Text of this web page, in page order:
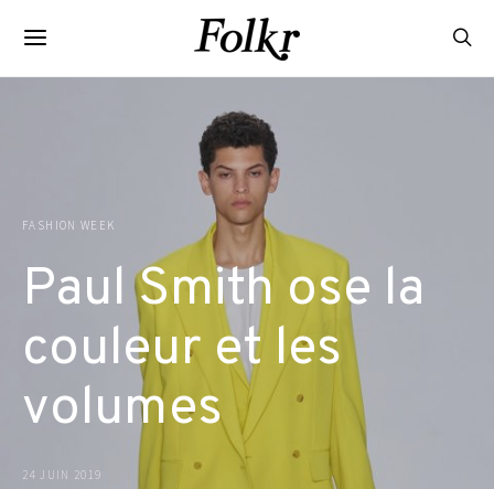
FASHION WEEK
Paul Smith ose la
couleur et les
volumes
24 JUIN 2019